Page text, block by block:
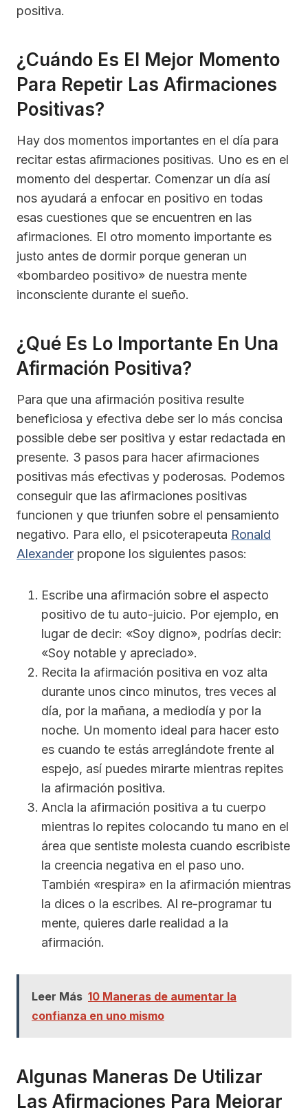
positiva.
¿Cuándo Es El Mejor Momento
Para Repetir Las Afirmaciones
Positivas?
Hay dos momentos importantes en el día para
recitar estas afirmaciones positivas. Uno es en el
momento del despertar. Comenzar un día así
nos ayudará a enfocar en positivo en todas
esas cuestiones que se encuentren en las
afirmaciones. El otro momento importante es
justo antes de dormir porque generan un
«bombardeo positivo» de nuestra mente
inconsciente durante el sueño.
¿Qué Es Lo Importante En Una
Afirmación Positiva?
Para que una afirmación positiva resulte
beneficiosa y efectiva debe ser lo más concisa
possible debe ser positiva y estar redactada en
presente. 3 pasos para hacer afirmaciones
positivas más efectivas y poderosas. Podemos
conseguir que las afirmaciones positivas
funcionen y que triunfen sobre el pensamiento
negativo. Para ello, el psicoterapeuta Ronald
Alexander propone los siguientes pasos:
Escribe una afirmación sobre el aspecto
positivo de tu auto-juicio. Por ejemplo, en
lugar de decir: «Soy digno», podrías decir:
«Soy notable y apreciado».
Recita la afirmación positiva en voz alta
durante unos cinco minutos, tres veces al
día, por la mañana, a mediodía y por la
noche. Un momento ideal para hacer esto
es cuando te estás arreglándote frente al
espejo, así puedes mirarte mientras repites
la afirmación positiva.
Ancla la afirmación positiva a tu cuerpo
mientras lo repites colocando tu mano en el
área que sentiste molesta cuando escribiste
la creencia negativa en el paso uno.
También «respira» en la afirmación mientras
la dices o la escribes. Al re-programar tu
mente, quieres darle realidad a la
afirmación.
Leer Más 10 Maneras de aumentar la
confianza en uno mismo
Algunas Maneras De Utilizar
Las Afirmaciones Para Mejorar